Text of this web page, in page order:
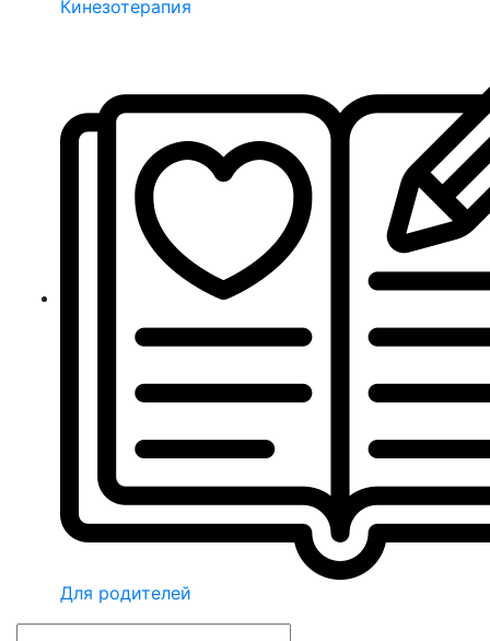
Кинезотерапия
Для родителей